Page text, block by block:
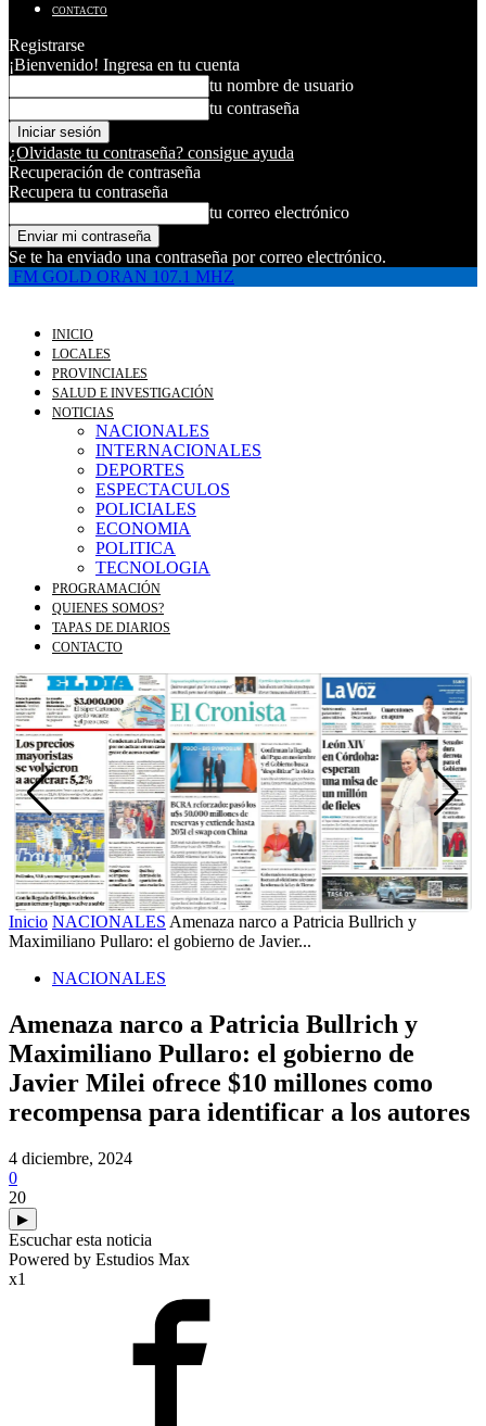
CONTACTO
Registrarse
¡Bienvenido! Ingresa en tu cuenta
tu nombre de usuario
tu contraseña
¿Olvidaste tu contraseña? consigue ayuda
Recuperación de contraseña
Recupera tu contraseña
tu correo electrónico
Se te ha enviado una contraseña por correo electrónico.
FM GOLD ORAN 107.1 MHZ
INICIO
LOCALES
PROVINCIALES
SALUD E INVESTIGACIÓN
NOTICIAS
NACIONALES
INTERNACIONALES
DEPORTES
ESPECTACULOS
POLICIALES
ECONOMIA
POLITICA
TECNOLOGIA
PROGRAMACIÓN
QUIENES SOMOS?
TAPAS DE DIARIOS
CONTACTO
Inicio NACIONALES Amenaza narco a Patricia Bullrich y
Maximiliano Pullaro: el gobierno de Javier...
NACIONALES
Amenaza narco a Patricia Bullrich y
Maximiliano Pullaro: el gobierno de
Javier Milei ofrece $10 millones como
recompensa para identificar a los autores
4 diciembre, 2024
0
20
▶
Escuchar esta noticia
Powered by Estudios Max
x1